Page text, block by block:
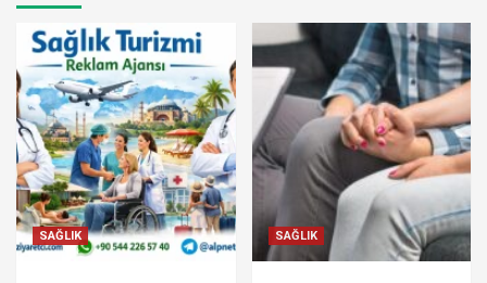
SAĞLIK SAĞLIK